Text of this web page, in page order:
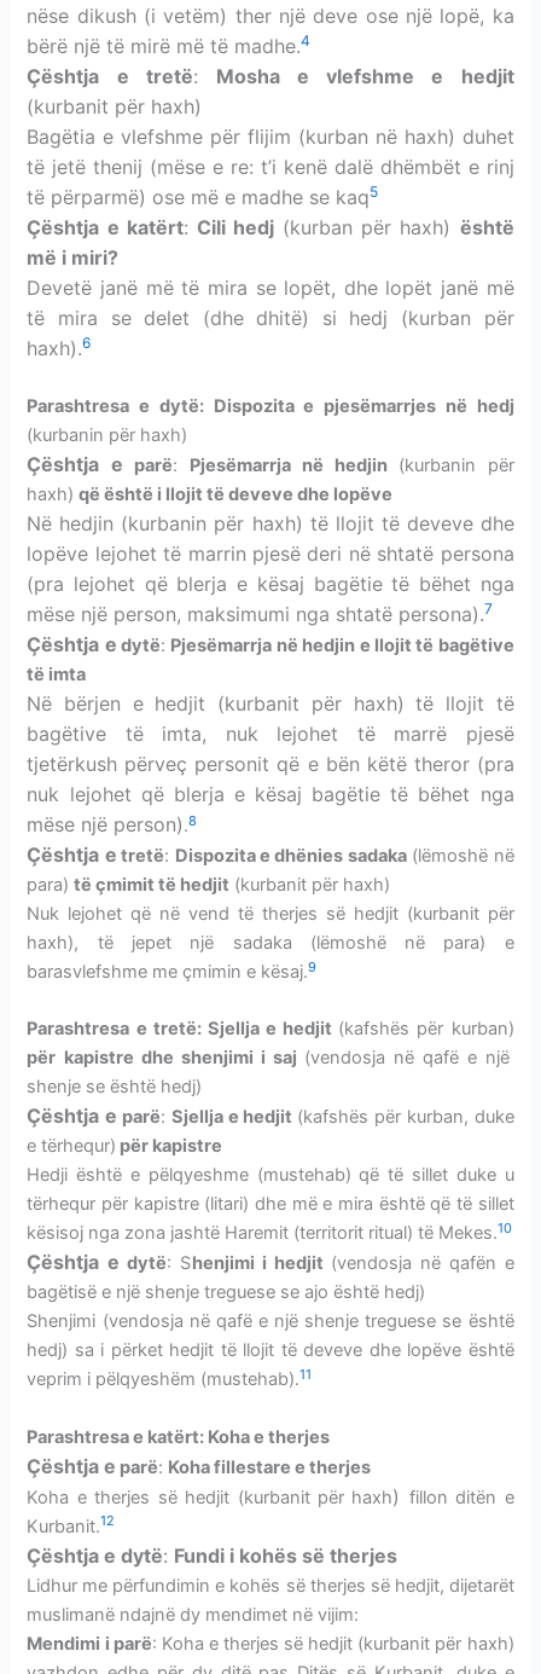
nëse dikush (i vetëm) ther një deve ose një lopë, ka
bërë një të mirë më të madhe.4
Çështja e tretë: Mosha e vlefshme e hedjit
(kurbanit për haxh)
Bagëtia e vlefshme për flijim (kurban në haxh) duhet
të jetë thenij (mëse e re: t’i kenë dalë dhëmbët e rinj
të përparmë) ose më e madhe se kaq5
Çështja e katërt: Cili hedj (kurban për haxh) është
më i miri?
Devetë janë më të mira se lopët, dhe lopët janë më
të mira se delet (dhe dhitë) si hedj (kurban për
haxh).6
Parashtresae dytë: Dispozita e pjesëmarrjes në hedj
(kurbanin për haxh)
Çështja e parë: Pjesëmarrja në hedjin (kurbanin për
haxh)që është i llojit të deveve dhe lopëve
Në hedjin (kurbanin për haxh) të llojit të deveve dhe
lopëve lejohet të marrin pjesë deri në shtatë persona
(pra lejohet që blerja e kësaj bagëtie të bëhet nga
mëse një person, maksimumi nga shtatë persona).7
Çështja e dytë: Pjesëmarrja në hedjin e llojit të bagëtive
të imta
Në bërjen e hedjit (kurbanit për haxh) të llojit të
bagëtive të imta, nuk lejohet të marrë pjesë
tjetërkush përveç personit që e bën këtë theror (pra
nuk lejohet që blerja e kësaj bagëtie të bëhet nga
mëse një person).8
Çështja e tretë: Dispozita e dhënies sadaka(lëmoshë në
para)të çmimit të hedjit (kurbanit për haxh)
Nuk lejohet që në vend të therjes së hedjit (kurbanit për
haxh), të jepet një sadaka (lëmoshë në para) e
barasvlefshme me çmimin e kësaj.9
Parashtresa e tretë: Sjellja e hedjit (kafshës për kurban)
për kapistre dhe shenjimi i saj (vendosja në qafë e një
shenje se është hedj)
Çështja e parë: Sjellja e hedjit (kafshës për kurban, duke
e tërhequr) për kapistre
Hedji është e pëlqyeshme (mustehab) që të sillet duke u
tërhequr për kapistre (litari) dhe më e mira është që të sillet
kësisoj nga zona jashtë Haremit (territorit ritual) të Mekes.10
Çështja e dytë: Shenjimi i hedjit (vendosja në qafën e
bagëtisë e një shenje treguese se ajo është hedj)
Shenjimi (vendosja në qafë e një shenje treguese se është
hedj) sa i përket hedjit të llojit të deveve dhe lopëve është
veprim i pëlqyeshëm (mustehab).11
Parashtresae katërt: Koha e therjes
Çështja e parë: Koha fillestare e therjes
Koha e therjes së hedjit (kurbanit për haxh) fillon ditën e
Kurbanit.12
Çështja e dytë: Fundi i kohës së therjes
Lidhur me përfundimin e kohës së therjes së hedjit, dijetarët
muslimanë ndajnë dy mendimet në vijim:
Mendimi i parë: Koha e therjes së hedjit (kurbanit për haxh)